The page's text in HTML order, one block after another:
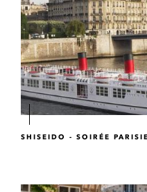
SHISEIDO - SOIRÉE